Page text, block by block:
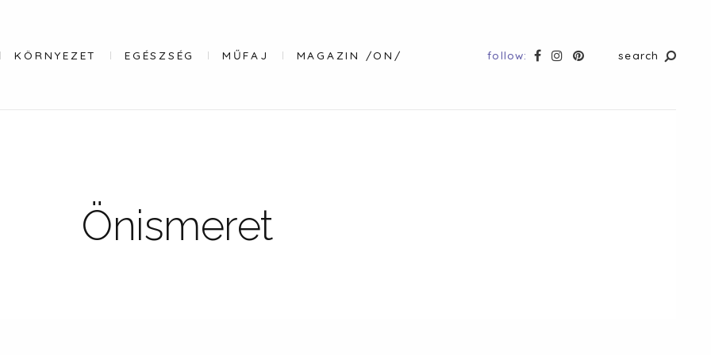
KÖRNYEZET EGÉSZSÉG MŰFAJ MAGAZIN /ON/ follow: search
Önismeret